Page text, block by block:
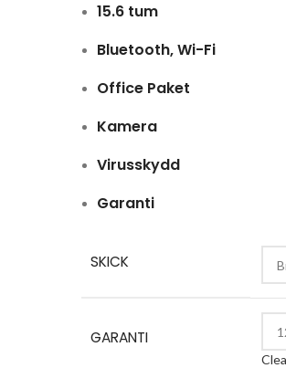
15.6 tum
Bluetooth, Wi-Fi
Office Paket
Kamera
Virusskydd
Garanti
SKICK
GARANTI